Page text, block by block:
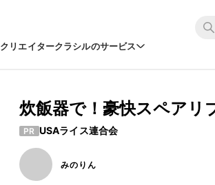
クリエイタークラシルのサービス
炊飯器で！豪快スペアリ
PR USAライス連合会
みのりん